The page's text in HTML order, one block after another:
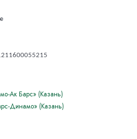
Ак Барс» (Казань)
Динамо» (Казань)